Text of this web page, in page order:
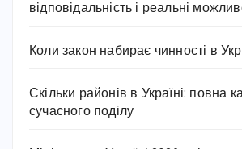
відповідальність і реальні
Коли закон набирає чинності в
Скільки районів в Україні: повна
сучасного поділу